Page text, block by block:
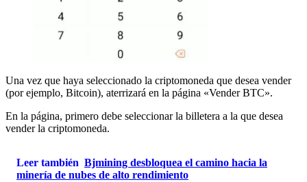
Una vez que haya seleccionado la criptomoneda que desea vender
(por ejemplo, Bitcoin), aterrizará en la página «Vender BTC».
En la página, primero debe seleccionar la billetera a la que desea
vender la criptomoneda.
Leer también Bjmining desbloquea el camino hacia la
minería de nubes de alto rendimiento